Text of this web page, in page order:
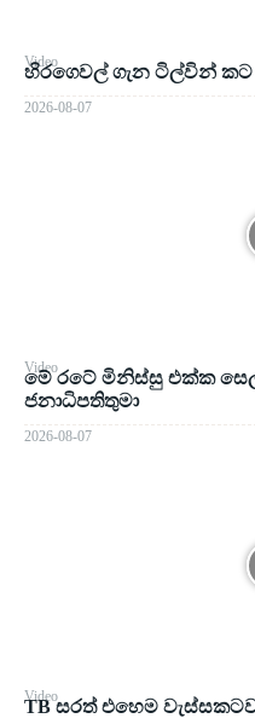
Video
හිරගෙවල් ගැන ටිල්වින් කට
2026-08-07
Video
මේ රටේ මිනිස්සු එක්ක
ජනාධිපතිතුමා
2026-08-07
Video
TB සරත් එහෙම